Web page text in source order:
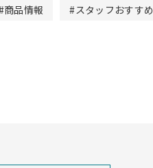
商品情報 #スタッフおすすめ